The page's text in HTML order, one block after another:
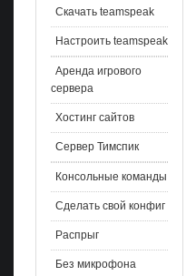
Скачать teamspeak
Настроить teamspeak
Аренда игрового
сервера
Хостинг сайтов
Сервер Тимспик
Консольные команды
Сделать свой конфиг
Распрыг
Без микрофона